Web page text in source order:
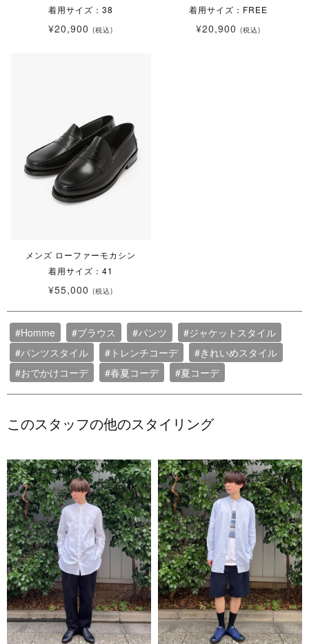
着用サイズ：38
¥20,900 (税込)
着用サイズ：FREE
¥20,900 (税込)
メンズ ローファーモカシン
着用サイズ：41
¥55,000 (税込)
#Homme #ブラウス #パンツ
#ジャケットスタイル
#パンツスタイル
#トレンチコーデ
#きれいめスタイル
#おでかけコーデ
#春夏コーデ #夏コーデ
このスタッフの他のスタイリング